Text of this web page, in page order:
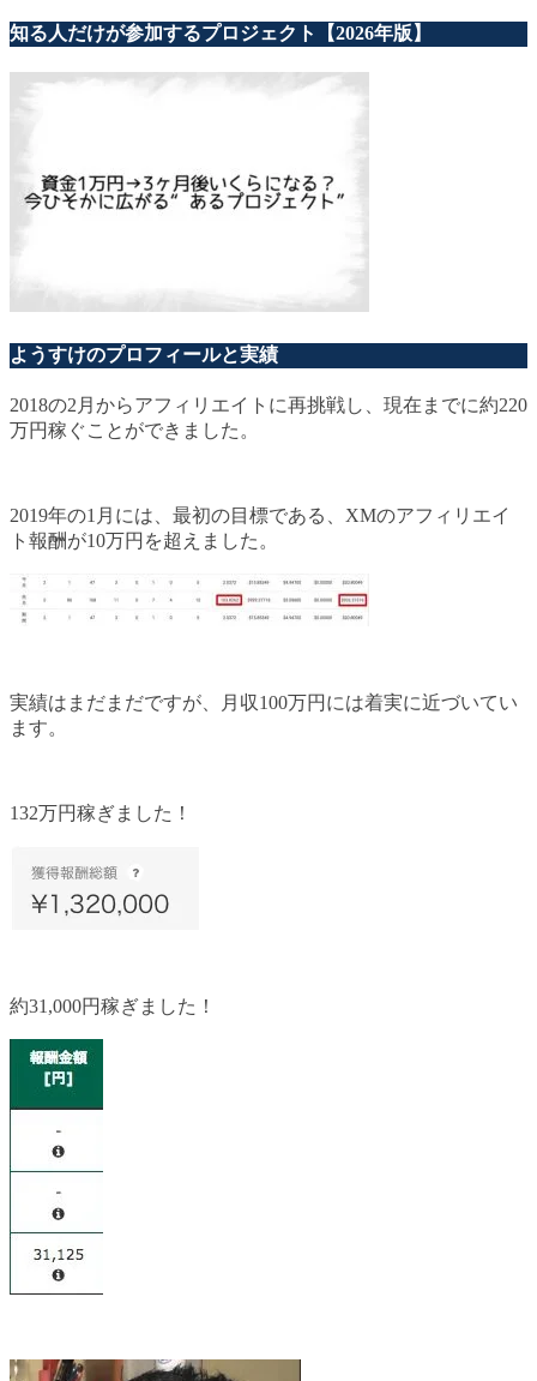
知る人だけが参加するプロジェクト【2026年版】
ようすけのプロフィールと実績
2018の2月からアフィリエイトに再挑戦し、現在までに約220
万円稼ぐことができました。
2019年の1月には、最初の目標である、XMのアフィリエイ
ト報酬が10万円を超えました。
実績はまだまだですが、月収100万円には着実に近づいてい
ます。
132万円稼ぎました！
約31,000円稼ぎました！